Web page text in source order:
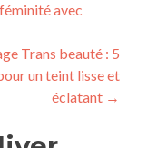
avec
Trans beauté : 5
un teint lisse et
éclatant →